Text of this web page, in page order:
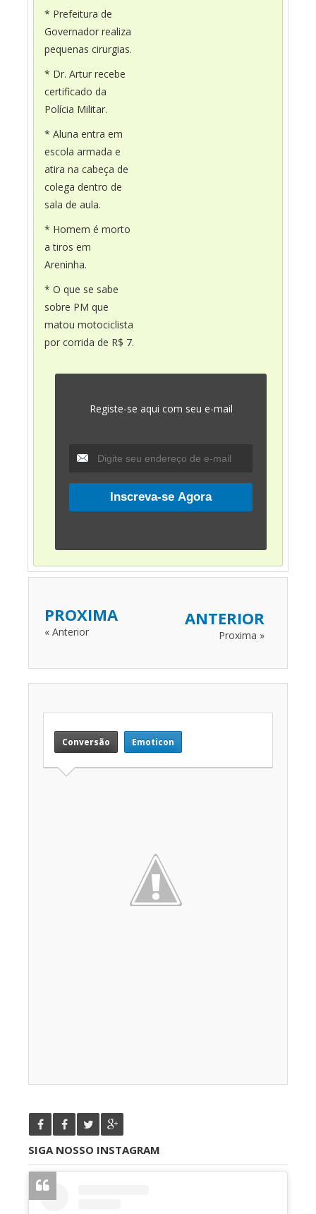
* Prefeitura de
Governador realiza
pequenas cirurgias.
* Dr. Artur recebe
certificado da
Polícia Militar.
* Aluna entra em
escola armada e
atira na cabeça de
colega dentro de
sala de aula.
* Homem é morto
a tiros em
Areninha.
* O que se sabe
sobre PM que
matou motociclista
por corrida de R$ 7.
Registe-se aqui com seu e-mail
PROXIMA
« Anterior
ANTERIOR
Proxima »
Conversão Emoticon
SIGA NOSSO INSTAGRAM